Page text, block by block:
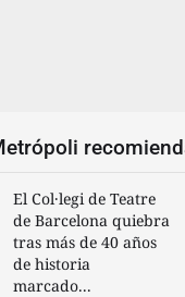
El Col·legi de Teatre
de Barcelona quiebra
tras más de 40 años
de historia
marcado...